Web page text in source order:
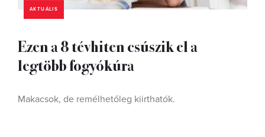
AKTUÁLIS
Ezen a 8 tévhiten csúszik el a
legtöbb fogyókúra
Makacsok, de remélhetőleg kiirthatók.